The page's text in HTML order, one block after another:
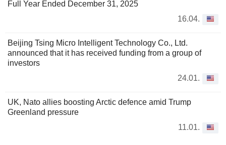
Full Year Ended December 31, 2025
16.04.
Beijing Tsing Micro Intelligent Technology Co., Ltd.
announced that it has received funding from a group of
investors
24.01.
UK, Nato allies boosting Arctic defence amid Trump
Greenland pressure
11.01.